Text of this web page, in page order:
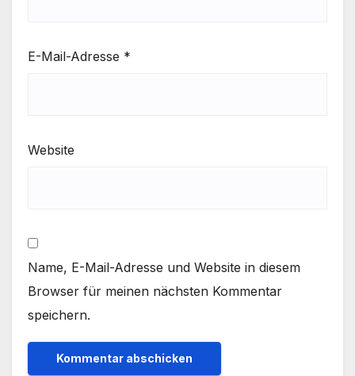
E-Mail-Adresse *
Website
Name, E-Mail-Adresse und Website in diesem
Browser für meinen nächsten Kommentar
speichern.